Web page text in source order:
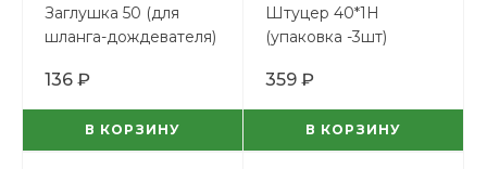
Заглушка 50 (для
шланга-дождевателя)
136 ₽
В КОРЗИНУ
Штуцер 40*1Н
(упаковка -3шт)
359 ₽
В КОРЗИНУ